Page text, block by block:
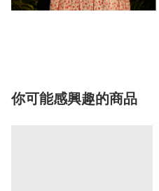
你可能感興趣的商品